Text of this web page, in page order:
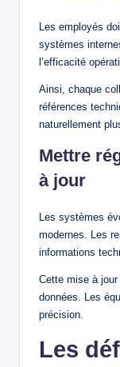
Les employés
systèmes
l’efficacité
Ainsi, chaque
références
naturellement
Mettre
à jour
Les systèmes
modernes. Les
informations
Cette mise à
données. Les
précision.
Les